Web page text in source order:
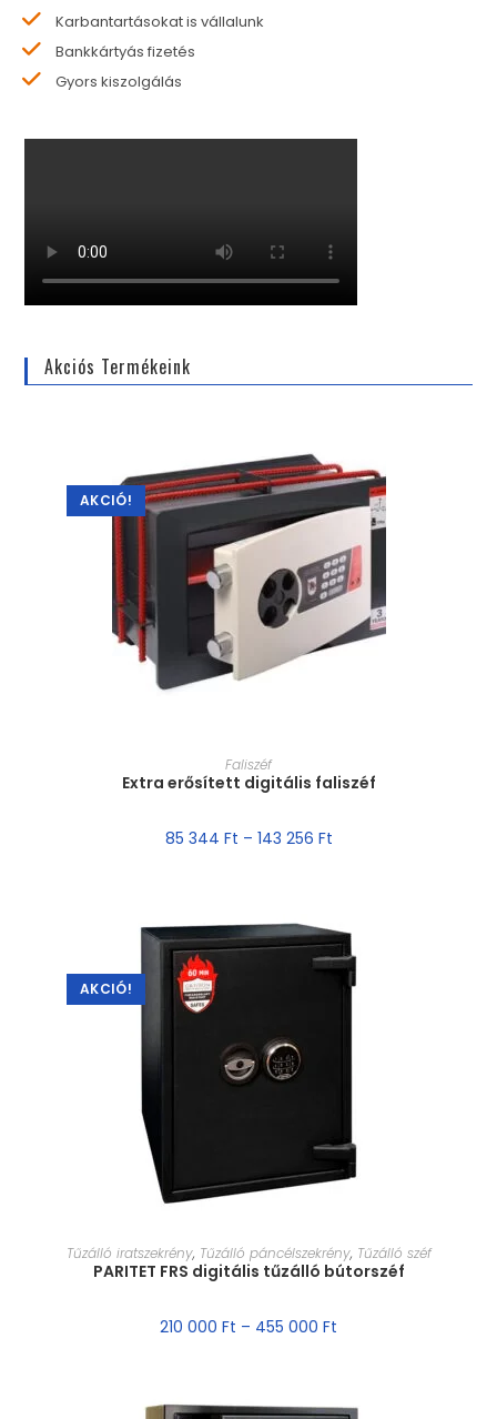
Karbantartásokat is vállalunk
Bankkártyás fizetés
Gyors kiszolgálás
Akciós Termékeink
AKCIÓ!
MÉRET VÁLASZTÁSA
Faliszéf
Extra erősített digitális faliszéf
85 344 Ft – 143 256 Ft
AKCIÓ!
MÉRET VÁLASZTÁSA
Tűzálló iratszekrény, Tűzálló páncélszekrény, Tűzálló széf
PARITET FRS digitális tűzálló bútorszéf
210 000 Ft – 455 000 Ft